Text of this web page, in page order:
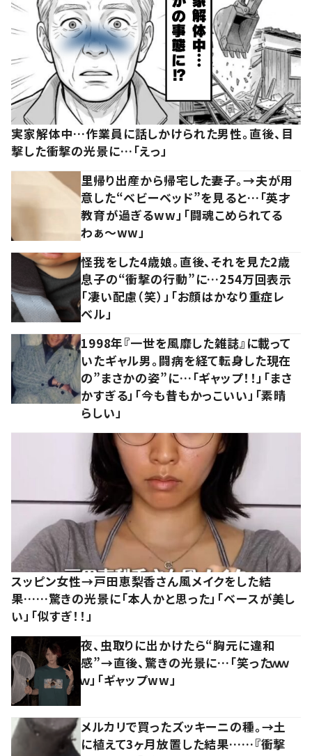
実家解体中…作業員に話しかけられた男性。直後、目
撃した衝撃の光景に…「えっ」
里帰り出産から帰宅した妻子。→夫が用
意した“ベビーベッド”を見ると…「英才
教育が過ぎるww」「闘魂こめられてる
わぁ～ww」
怪我をした4歳娘。直後、それを見た2歳
息子の“衝撃の行動”に…254万回表示
「凄い配慮（笑）」「お顔はかなり重症レ
ベル」
1998年『一世を風靡した雑誌』に載って
いたギャル男。闘病を経て転身した現在
の”まさかの姿”に…「ギャップ！！」「まさ
かすぎる」「今も昔もかっこいい」「素晴
らしい」
スッピン女性→戸田恵梨香さん風メイクをした結
果……驚きの光景に「本人かと思った」「ベースが美し
い」「似すぎ！！」
夜、虫取りに出かけたら“胸元に違和
感”→直後、驚きの光景に…「笑ったｗｗ
ｗ」「ギャップww」
メルカリで買ったズッキーニの種。→土
に植えて3ヶ月放置した結果……『衝撃